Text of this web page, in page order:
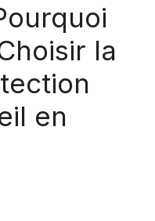
la
en